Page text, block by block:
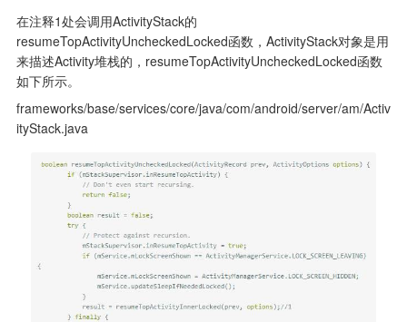
在注释1处会调用ActivityStack的
resumeTopActivityUncheckedLocked函数，ActivityStack对象是用
来描述Activity堆栈的，resumeTopActivityUncheckedLocked函数
如下所示。
frameworks/base/services/core/java/com/android/server/am/Activ
ityStack.java